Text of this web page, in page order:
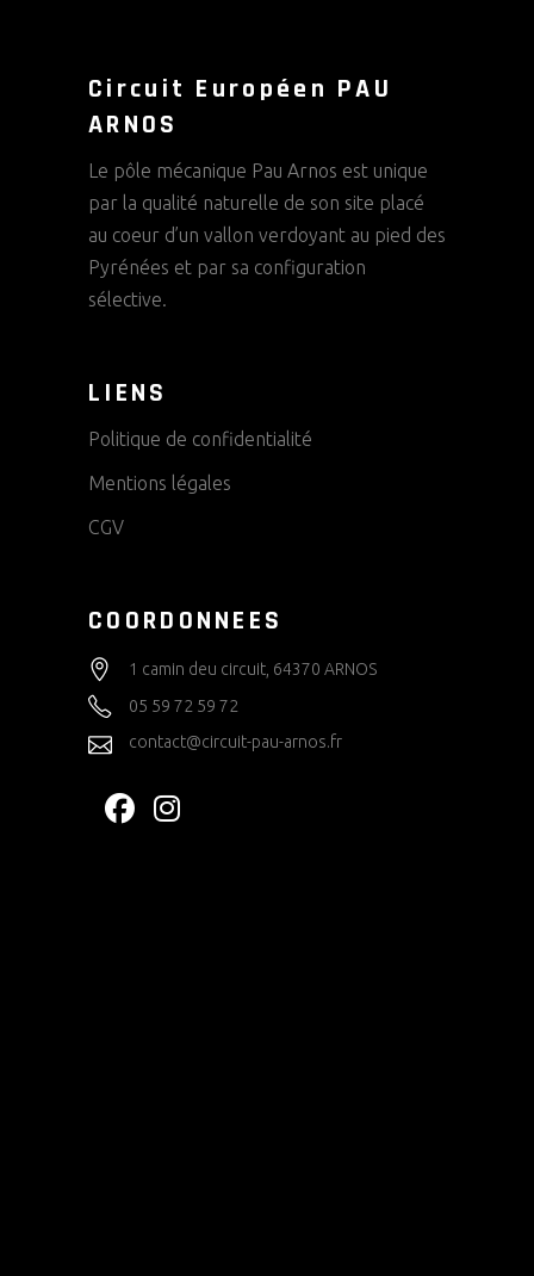
Circuit Européen PAU
ARNOS
Le pôle mécanique Pau Arnos est unique
par la qualité naturelle de son site placé
au coeur d’un vallon verdoyant au pied des
Pyrénées et par sa configuration
sélective.
LIENS
Politique de confidentialité
Mentions légales
CGV
COORDONNEES
1 camin deu circuit, 64370 ARNOS
05 59 72 59 72
contact@circuit-pau-arnos.fr